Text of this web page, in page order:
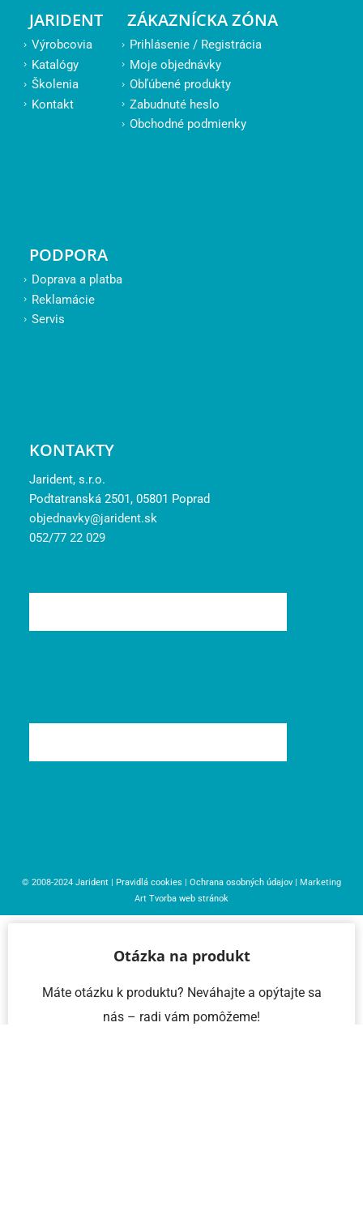
JARIDENT
Výrobcovia
Katalógy
Školenia
Kontakt
ZÁKAZNÍCKA ZÓNA
Prihlásenie / Registrácia
Moje objednávky
Obľúbené produkty
Zabudnuté heslo
Obchodné podmienky
PODPORA
Doprava a platba
Reklamácie
Servis
KONTAKTY
Jarident, s.r.o.
Podtatranská 2501, 05801 Poprad
objednavky@jarident.sk
052/77 22 029
© 2008-2024 Jarident | Pravidlá cookies | Ochrana osobných údajov | Marketing
Art Tvorba web stránok
Otázka na produkt
Máte otázku k produktu? Neváhajte a opýtajte sa
nás – radi vám pomôžeme!